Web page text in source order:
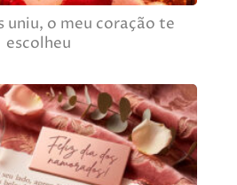
uniu, o meu coração te
escolheu